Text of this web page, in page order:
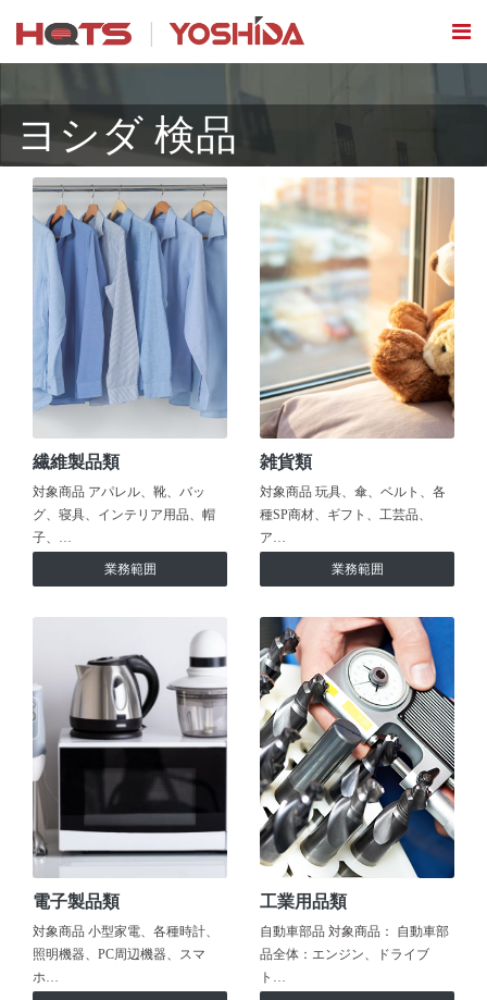
ヨシダ 検品
繊維製品類
対象商品 アパレル、靴、バッ
グ、寝具、インテリア用品、帽
子、…
業務範囲
雑貨類
対象商品 玩具、傘、ベルト、各
種SP商材、ギフト、工芸品、
ア…
業務範囲
電子製品類
対象商品 小型家電、各種時計、
照明機器、PC周辺機器、スマ
ホ…
工業用品類
自動車部品 対象商品： 自動車部
品全体：エンジン、ドライブ
ト…